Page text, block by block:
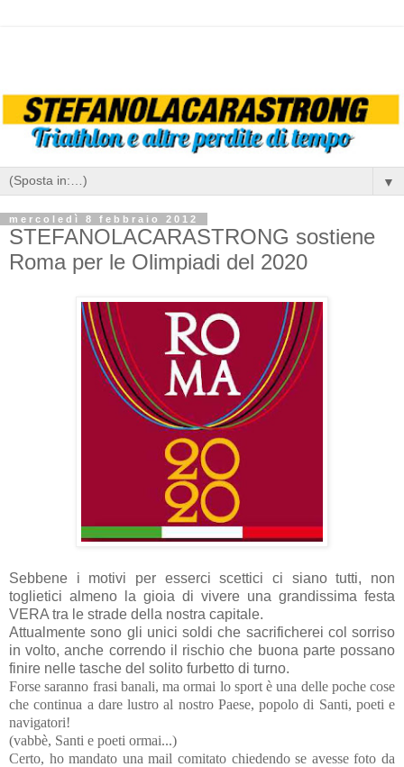
▼
mercoledì 8 febbraio 2012
STEFANOLACARASTRONG sostiene
Roma per le Olimpiadi del 2020
Sebbene i motivi per esserci scettici ci siano tutti, non
toglietici almeno la gioia di vivere una grandissima festa
VERA tra le strade della nostra capitale.
Attualmente sono gli unici soldi che sacrificherei col sorriso
in volto, anche correndo il rischio che buona parte possano
finire nelle tasche del solito furbetto di turno.
Forse saranno frasi banali, ma ormai lo sport è una delle poche cose
che continua a dare lustro al nostro Paese, popolo di Santi, poeti e
navigatori!
(vabbè, Santi e poeti ormai...)
Certo, ho mandato una mail comitato chiedendo se avesse foto da